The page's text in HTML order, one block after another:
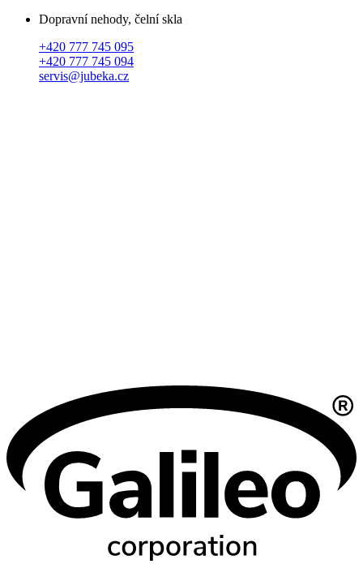
Dopravní nehody, čelní skla
+420 777 745 095
+420 777 745 094
servis@jubeka.cz